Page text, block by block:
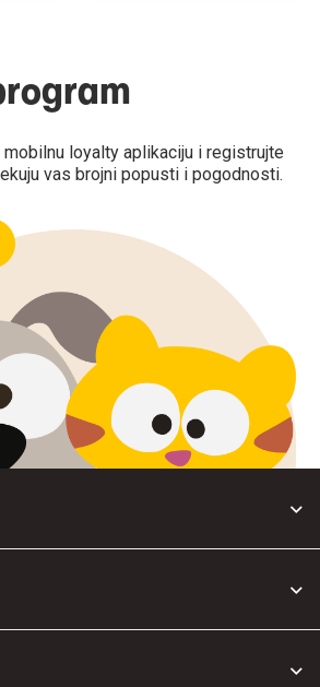
loyalty aplikaciju i registrujte
vas brojni popusti i pogodnosti.